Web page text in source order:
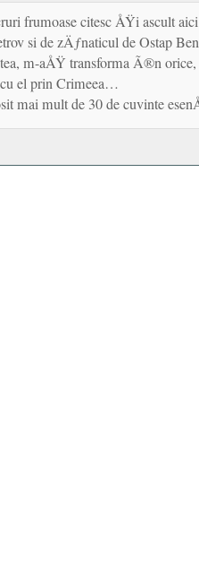
frumoase citesc ÅŸi ascult
si de zÄƒnaticul de Ostap
m-aÅŸ transforma Ã®n
el prin Crimeea…
mai mult de 30 de cuvinte